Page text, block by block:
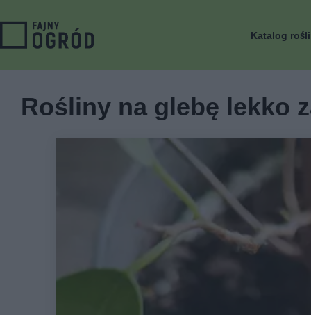
Katalog
Rośliny na glebę lekko